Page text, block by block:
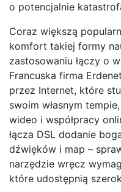
o potencjalnie
Coraz większą
komfort takiej formy
zastosowaniu łączy o
Francuska firma
przez Internet, które
swoim własnym
wideo i współpracy
łącza DSL dodanie
dźwięków i map –
narzędzie wręcz
które udostępnią